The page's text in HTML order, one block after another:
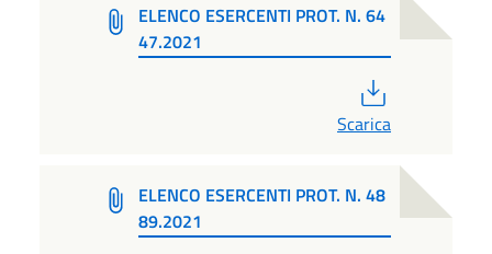
ELENCO ESERCENTI PROT. N. 64
47.2021
Scarica
ELENCO ESERCENTI PROT. N. 48
89.2021